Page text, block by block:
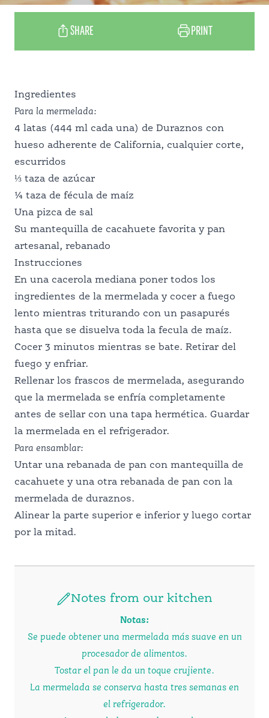
CONOCE A NUESTROS PRODUCTORES
PROFESIONALES DE LA
SERVICIO DE ALIMENTACIÓN
ESCOLAR
PROFESIONALES DE LA NUTRICIÓN
SHARE PRINT
Ingredientes
Para la mermelada:
4 latas (444 ml cada una) de Duraznos con
hueso adherente de California, cualquier corte,
escurridos
⅓ taza de azúcar
¼ taza de fécula de maíz
Una pizca de sal
Su mantequilla de cacahuete favorita y pan
artesanal, rebanado
Instrucciones
En una cacerola mediana poner todos los
ingredientes de la mermelada y cocer a fuego
lento mientras triturando con un pasapurés
hasta que se disuelva toda la fecula de maíz.
Cocer 3 minutos mientras se bate. Retirar del
fuego y enfriar.
Rellenar los frascos de mermelada, asegurando
que la mermelada se enfría completamente
antes de sellar con una tapa hermética. Guardar
la mermelada en el refrigerador.
Para ensamblar:
Untar una rebanada de pan con mantequilla de
cacahuete y una otra rebanada de pan con la
mermelada de duraznos.
Alinear la parte superior e inferior y luego cortar
por la mitad.
Notes from our kitchen
Notas:
Se puede obtener una mermelada más suave en un
procesador de alimentos.
Tostar el pan le da un toque crujiente.
La mermelada se conserva hasta tres semanas en
el refrigerador.